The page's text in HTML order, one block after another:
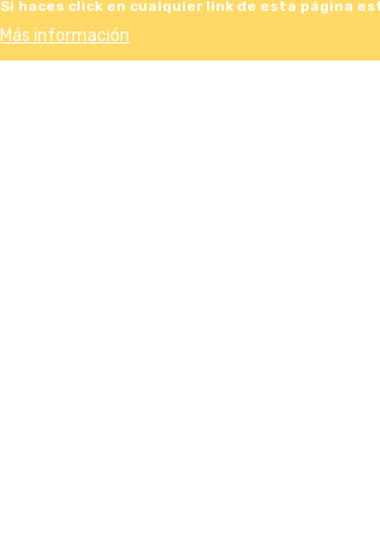
Si haces click en cualquier link de esta página
Más información